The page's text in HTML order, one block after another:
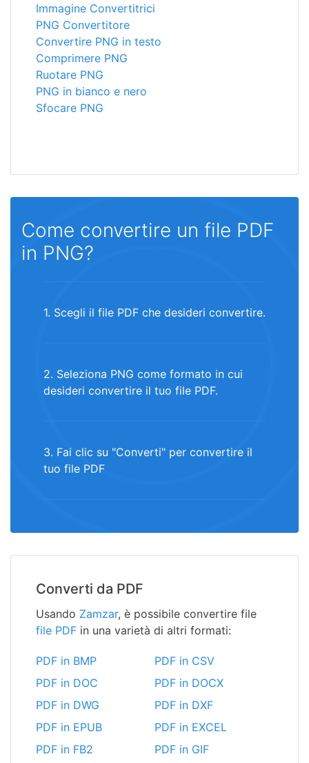
Immagine Convertitrici
PNG Convertitore
Convertire PNG in testo
Comprimere PNG
Ruotare PNG
PNG in bianco e nero
Sfocare PNG
Come convertire un file PDF
in PNG?
1. Scegli il file PDF che desideri convertire.
2. Seleziona PNG come formato in cui
desideri convertire il tuo file PDF.
3. Fai clic su "Converti" per convertire il
tuo file PDF
Converti da PDF
Usando Zamzar, è possibile convertire file
file PDF in una varietà di altri formati:
PDF in BMP
PDF in CSV
PDF in DOC
PDF in DOCX
PDF in DWG
PDF in DXF
PDF in EPUB
PDF in EXCEL
PDF in FB2
PDF in GIF